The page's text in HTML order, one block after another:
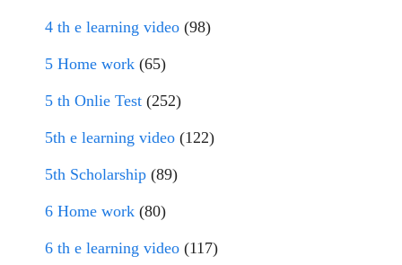
4 th e learning video (98)
5 Home work (65)
5 th Onlie Test (252)
5th e learning video (122)
5th Scholarship (89)
6 Home work (80)
6 th e learning video (117)